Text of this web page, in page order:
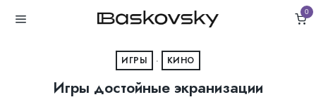
0
ИГРЫ · КИНО
Игры достойные экранизации